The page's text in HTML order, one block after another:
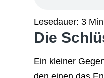
Lesedauer: 3
Die
Ein kleiner